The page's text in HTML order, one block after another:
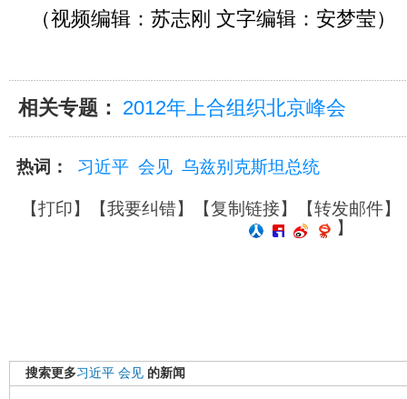
（视频编辑：苏志刚 文字编辑：安梦莹）
相关专题： 2012年上合组织北京峰会
热词： 习近平 会见 乌兹别克斯坦总统
【打印】【我要纠错】【复制链接】【转发邮件】
】
搜索更多习近平 会见 的新闻